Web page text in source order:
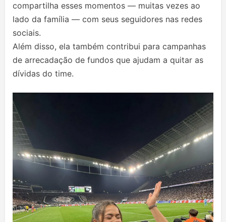
compartilha esses momentos — muitas vezes ao
lado da família — com seus seguidores nas redes
sociais.
Além disso, ela também contribui para campanhas
de arrecadação de fundos que ajudam a quitar as
dívidas do time.